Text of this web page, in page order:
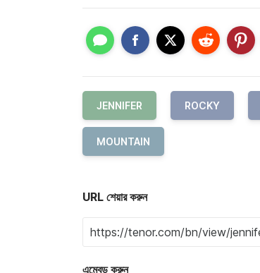
JENNIFER ROCKY
MOUNTAIN
URL শেয়ার করুন
এম্বেড করুন